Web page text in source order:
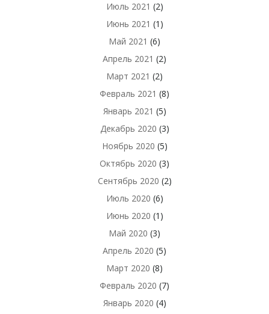
Июль 2021 (2)
Июнь 2021 (1)
Май 2021 (6)
Апрель 2021 (2)
Март 2021 (2)
Февраль 2021 (8)
Январь 2021 (5)
Декабрь 2020 (3)
Ноябрь 2020 (5)
Октябрь 2020 (3)
Сентябрь 2020 (2)
Июль 2020 (6)
Июнь 2020 (1)
Май 2020 (3)
Апрель 2020 (5)
Март 2020 (8)
Февраль 2020 (7)
Январь 2020 (4)